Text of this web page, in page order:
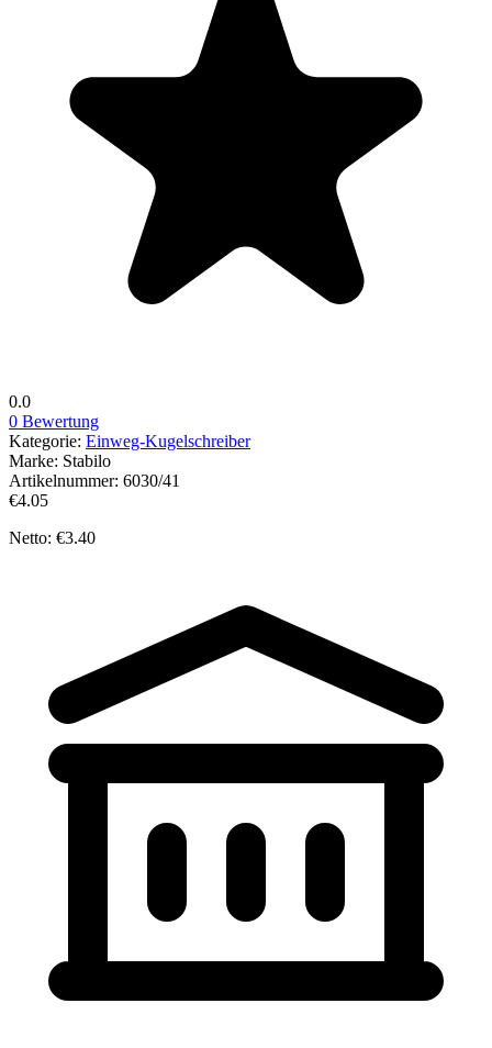
0.0
0 Bewertung
Kategorie: Einweg-Kugelschreiber
Marke: Stabilo
Artikelnummer: 6030/41
€4.05
Netto: €3.40